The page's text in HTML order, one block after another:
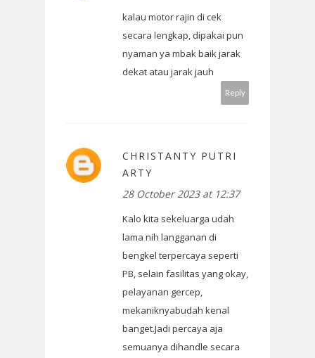
kalau motor rajin di cek
secara lengkap, dipakai pun
nyaman ya mbak baik jarak
dekat atau jarak jauh
Reply
CHRISTANTY PUTRI
ARTY
28 October 2023 at 12:37
Kalo kita sekeluarga udah
lama nih langganan di
bengkel terpercaya seperti
PB, selain fasilitas yang okay,
pelayanan gercep,
mekaniknyabudah kenal
banget.Jadi percaya aja
semuanya dihandle secara